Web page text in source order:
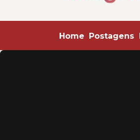
Home Postagens